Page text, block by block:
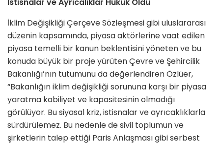
İklim Değişikliği Çerçeve Sözleşmesi gibi uluslararası
düzenin kapsamında, piyasa aktörlerine vaat edilen
piyasa temelli bir kanun beklentisini yöneten ve bu
konuda büyük bir proje yürüten Çevre ve Şehircilik
Bakanlığı’nın tutumunu da değerlendiren Özlüer,
“Bakanlığın iklim değişikliği sorununa karşı bir piyasa
yaratma kabiliyet ve kapasitesinin olmadığı
görülüyor. Bu siyasal kriz, istisnalar ve ayrıcaklıklarla
sürdürülemez. Bu nedenle de sivil toplumun ve
şirketlerin talep ettiği Paris Anlaşması gibi serbest